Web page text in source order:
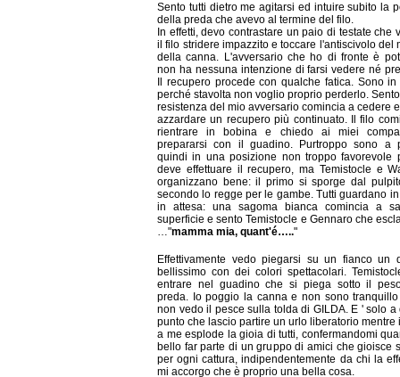
Sento tutti dietro me agitarsi ed intuire subito la
della preda che avevo al termine del filo.
In effetti, devo contrastare un paio di testate che
il filo stridere impazzito e toccare l'antiscivolo del
della canna. L'avversario che ho di fronte è
non ha nessuna intenzione di farsi vedere né
Il recupero procede con qualche fatica. Sono
perché stavolta non voglio proprio perderlo.
resistenza del mio avversario comincia a cedere
azzardare un recupero più continuato. Il filo
rientrare in bobina e chiedo ai miei
prepararsi con il guadino. Purtroppo sono a
quindi in una posizione non troppo favorevole
deve effettuare il recupero, ma Temistocle e
organizzano bene: il primo si sporge dal
secondo lo regge per le gambe. Tutti guardano
in attesa: una sagoma bianca comincia a
superficie e sento Temistocle e Gennaro che
…"mamma mia, quant'é….."
Effettivamente vedo piegarsi su un fianco un
bellissimo con dei colori spettacolari.
entrare nel guadino che si piega sotto il
preda. Io poggio la canna e non sono
non vedo il pesce sulla tolda di GILDA. E ' solo a
punto che lascio partire un urlo liberatorio mentre
a me esplode la gioia di tutti, confermandomi
bello far parte di un gruppo di amici che gioisce
per ogni cattura, indipendentemente da chi la
mi accorgo che è proprio una bella cosa.